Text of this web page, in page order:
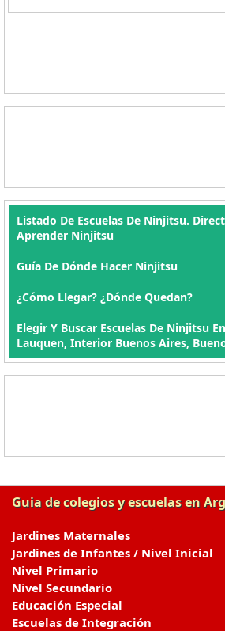
Listado De Escuelas De Ninjitsu.
Aprender Ninjitsu
Guía De Dónde Hacer Ninjitsu
¿Cómo Llegar? ¿Dónde Quedan?
Elegir Y Buscar Escuelas De Ninjitsu
Lauquen, Interior Buenos Aires,
Guia de colegios y escuelas en
Jardines Maternales
Jardines de Infantes / Nivel Inicial
Nivel Primario
Nivel Secundario
Educación Especial
Escuelas de Integración